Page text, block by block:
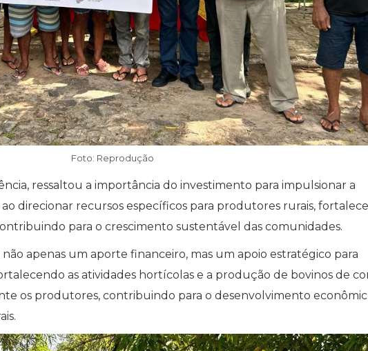
Foto: Reprodução
ressaltou a importância do investimento para impulsionar a
direcionar recursos específicos para produtores rurais,
para o crescimento sustentável das comunidades.
apenas um aporte financeiro, mas um apoio estratégico para
as atividades hortícolas e a produção de bovinos de
os produtores, contribuindo para o desenvolvimento